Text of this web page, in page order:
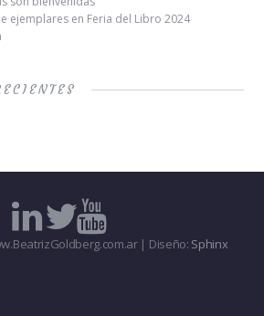
ejemplares en Feria del Libro 2024
| Diseño: Sphinx